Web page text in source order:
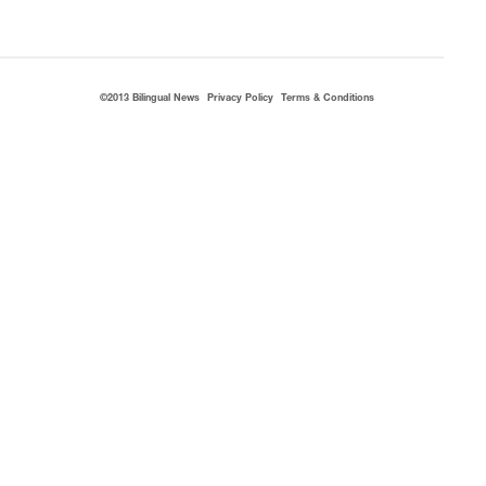
©2013 Bilingual News Privacy Policy Terms & Conditions